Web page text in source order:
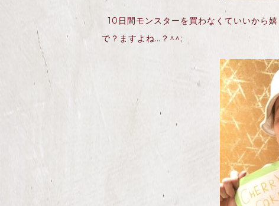
10日間モンスターを買わなくていいから
で？ますよね…？^^;